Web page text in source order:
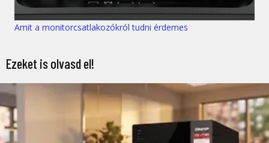
Amit a monitorcsatlakozókról tudni érdemes
Ezeket is olvasd el!